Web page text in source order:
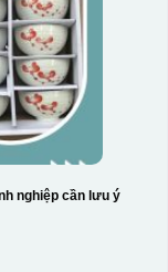
nghiệp cần lưu ý